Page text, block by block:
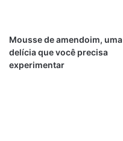
Mousse de amendoim, uma
delícia que você precisa
experimentar